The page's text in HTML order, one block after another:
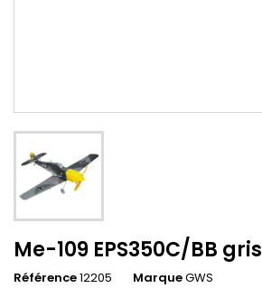
Me-109 EPS350C/BB gris
Référence12205 MarqueGWS